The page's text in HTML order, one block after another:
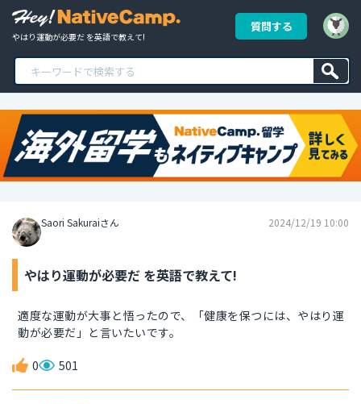
やはり運動が必要だ を英語で教えて!
質問する
Saori Sakuraiさん 2024/12/19 10:00
やはり運動が必要だ を英語で教えて!
適度な運動が大事と悟ったので、「健康を保つには、やはり運
動が必要だ」と言いたいです。
0 501